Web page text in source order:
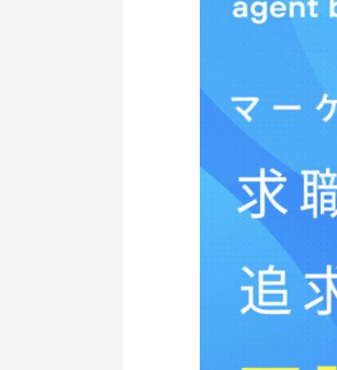
個人情報保護方針 利用規約
Copyright © Axxis inc. All Rights